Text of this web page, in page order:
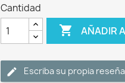
Cantidad
 AÑADIR
Escriba su propia reseña